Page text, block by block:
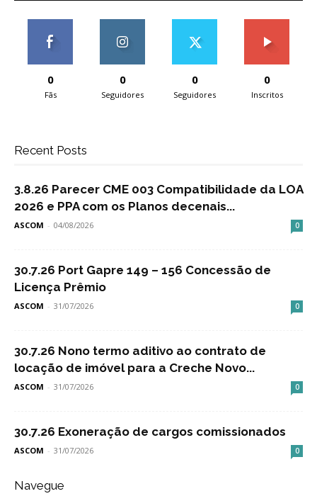
0
Fãs
0
Seguidores
0
Seguidores
0
Inscritos
Recent Posts
3.8.26 Parecer CME 003 Compatibilidade da LOA
2026 e PPA com os Planos decenais...
ASCOM - 04/08/2026 0
30.7.26 Port Gapre 149 – 156 Concessão de
Licença Prêmio
ASCOM - 31/07/2026 0
30.7.26 Nono termo aditivo ao contrato de
locação de imóvel para a Creche Novo...
ASCOM - 31/07/2026 0
30.7.26 Exoneração de cargos comissionados
ASCOM - 31/07/2026 0
Navegue